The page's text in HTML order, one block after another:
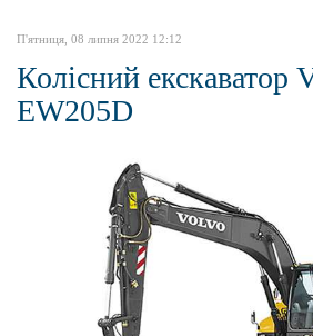
П'ятниця, 08 липня 2022 12:12
Колісний екскаватор
EW205D